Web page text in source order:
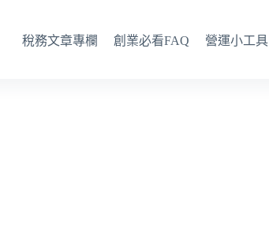
稅務文章專欄 創業必看FAQ 營運小工具